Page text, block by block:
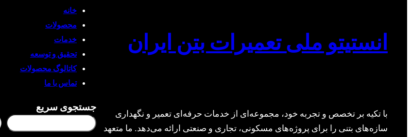
انستیتو ملی تعمیرات بتن ایران
با تکیه بر تخصص و تجربه خود، مجموعه‌ای از خدمات حرفه‌ای تعمیر و نگهداری
سازه‌های بتنی را برای پروژه‌های مسکونی، تجاری و صنعتی ارائه می‌دهد. ما متعهد
خانه
محصولات
خدمات
تحقیق و توسعه
کاتالوگ محصولات
تماس با ما
جستجوی سریع